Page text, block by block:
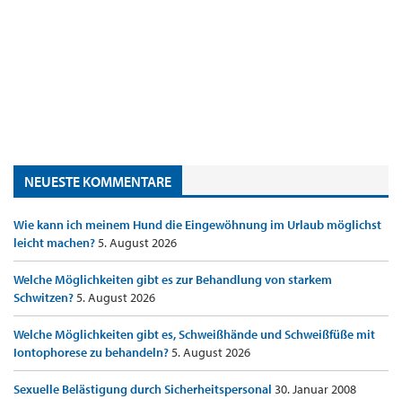
NEUESTE KOMMENTARE
Wie kann ich meinem Hund die Eingewöhnung im Urlaub möglichst
leicht machen?5. August 2026
Welche Möglichkeiten gibt es zur Behandlung von starkem
Schwitzen?5. August 2026
Welche Möglichkeiten gibt es, Schweißhände und Schweißfüße mit
Iontophorese zu behandeln?5. August 2026
Sexuelle Belästigung durch Sicherheitspersonal 30. Januar 2008